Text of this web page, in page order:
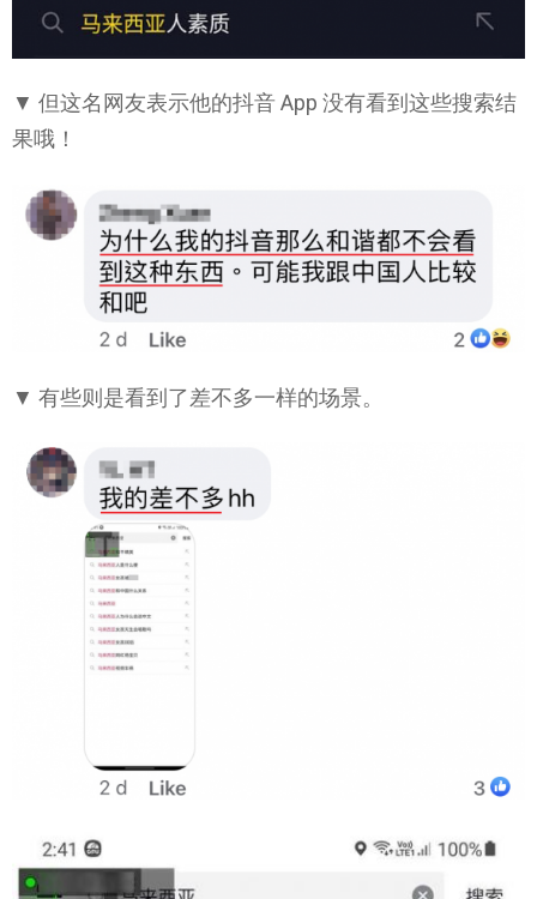
▼ 但这名网友表示他的抖音 App 没有看到这些搜索结
果哦！
▼ 有些则是看到了差不多一样的场景。